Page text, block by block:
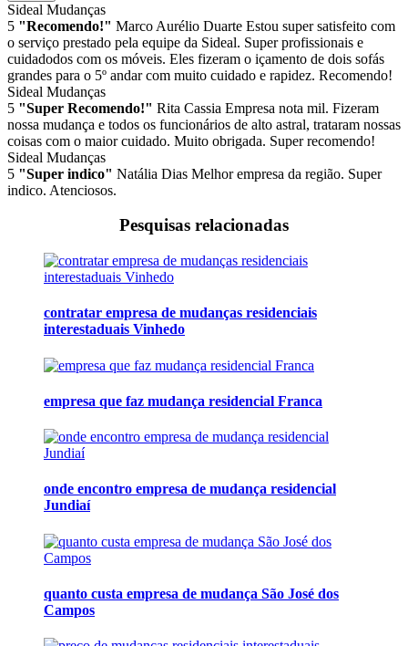
Sideal Mudanças
5 "Recomendo!" Marco Aurélio Duarte Estou super satisfeito com
o serviço prestado pela equipe da Sideal. Super profissionais e
cuidadodos com os móveis. Eles fizeram o içamento de dois sofás
grandes para o 5º andar com muito cuidado e rapidez. Recomendo!
Sideal Mudanças
5 "Super Recomendo!" Rita Cassia Empresa nota mil. Fizeram
nossa mudança e todos os funcionários de alto astral, trataram nossas
coisas com o maior cuidado. Muito obrigada. Super recomendo!
Sideal Mudanças
5 "Super indico" Natália Dias Melhor empresa da região. Super
indico. Atenciosos.
Pesquisas relacionadas
contratar empresa de mudanças residenciais
interestaduais Vinhedo
empresa que faz mudança residencial Franca
onde encontro empresa de mudança residencial
Jundiaí
quanto custa empresa de mudança São José dos
Campos